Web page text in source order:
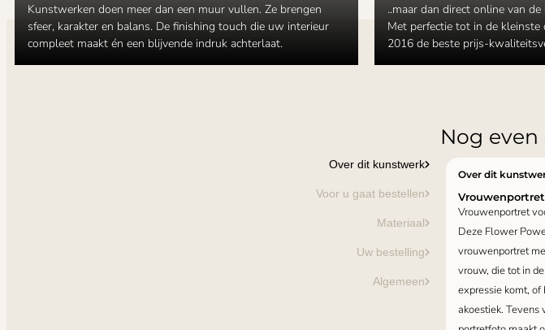
Kunstwerken doen meer dan een muur vullen. Ze brengen
sfeer, karakter en balans. De finishing touch die uw interieur
compleet maakt én een blijvende indruk achterlaat.
..maar dan direct online van
Met perfectie tot in de
2016 de beste prijs-
Nog even
Over dit kunstwerk
Voor u gaat bestellen
Materiaal
Uw bestelling
Algemeen
Over dit
Vrouwenportret
Deze Flower
vrouwenportret
vrouw, die tot in
expressie komt,
akoestiek.